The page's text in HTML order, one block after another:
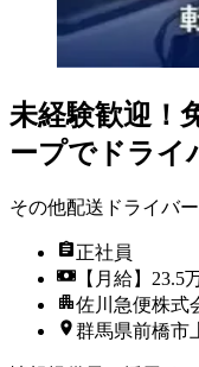
未経験歓迎！
ープでドライ
その他配送ドライバー
正社員
【月給】23.5
佐川急便株式
群馬県前橋市